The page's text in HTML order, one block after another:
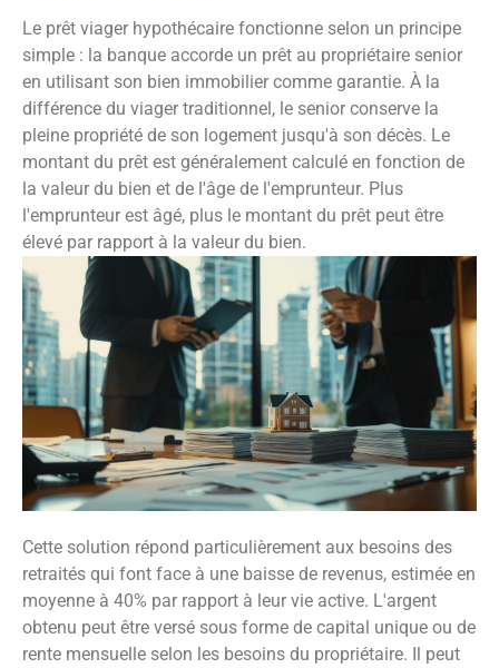
Le prêt viager hypothécaire fonctionne selon un principe
simple : la banque accorde un prêt au propriétaire senior
en utilisant son bien immobilier comme garantie. À la
différence du viager traditionnel, le senior conserve la
pleine propriété de son logement jusqu'à son décès. Le
montant du prêt est généralement calculé en fonction de
la valeur du bien et de l'âge de l'emprunteur. Plus
l'emprunteur est âgé, plus le montant du prêt peut être
élevé par rapport à la valeur du bien.
Cette solution répond particulièrement aux besoins des
retraités qui font face à une baisse de revenus, estimée en
moyenne à 40% par rapport à leur vie active. L'argent
obtenu peut être versé sous forme de capital unique ou de
rente mensuelle selon les besoins du propriétaire. Il peut